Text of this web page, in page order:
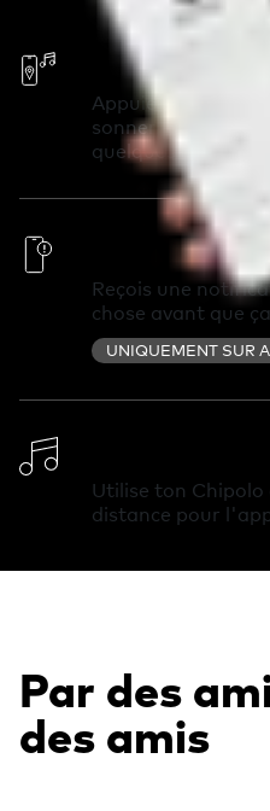
Fais sonner
Appuie deux fois
sonner ton
quelques secondes.
Alertes hors
Reçois une
chose avant que
UNIQUEMENT SUR
Utilise ton Chipolo
distance pour
Par des
des amis